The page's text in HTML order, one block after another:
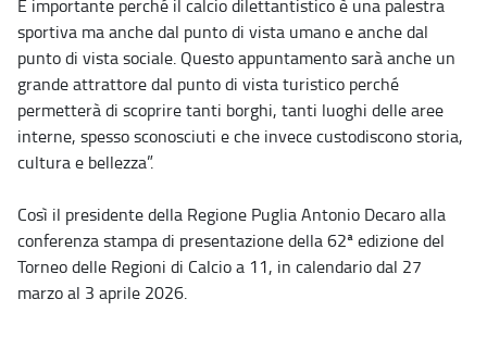
È importante perché il calcio dilettantistico è una palestra
sportiva ma anche dal punto di vista umano e anche dal
punto di vista sociale. Questo appuntamento sarà anche un
grande attrattore dal punto di vista turistico perché
permetterà di scoprire tanti borghi, tanti luoghi delle aree
interne, spesso sconosciuti e che invece custodiscono storia,
cultura e bellezza”.
Così il presidente della Regione Puglia Antonio Decaro alla
conferenza stampa di presentazione della 62ª edizione del
Torneo delle Regioni di Calcio a 11, in calendario dal 27
marzo al 3 aprile 2026.